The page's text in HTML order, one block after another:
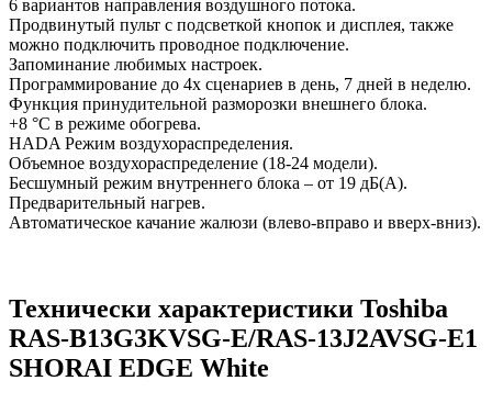
6 вариантов направления воздушного потока.
Продвинутый пульт с подсветкой кнопок и дисплея, также
можно подключить проводное подключение.
Запоминание любимых настроек.
Программирование до 4х сценариев в день, 7 дней в неделю.
Функция принудительной разморозки внешнего блока.
+8 °С в режиме обогрева.
HADA Режим воздухораспределения.
Объемное воздухораспределение (18-24 модели).
Бесшумный режим внутреннего блока – от 19 дБ(А).
Предварительный нагрев.
Автоматическое качание жалюзи (влево-вправо и вверх-вниз).
Технически характеристики Toshiba
RAS-B13G3KVSG-E/RAS-13J2AVSG-E1
SHORAI EDGE White